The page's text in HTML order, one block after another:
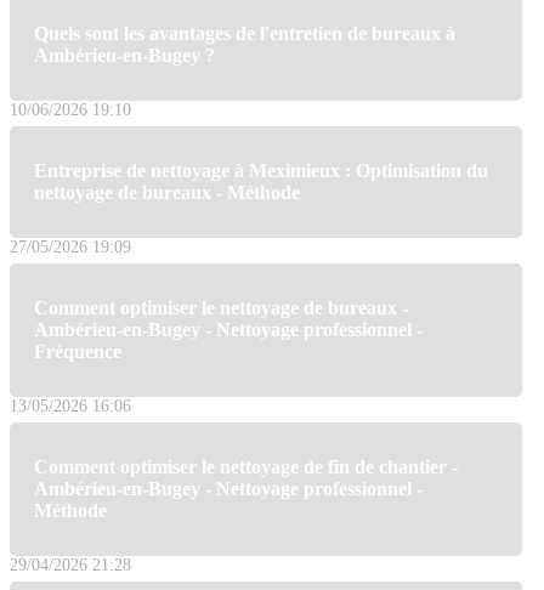
Quels sont les avantages de l'entretien de bureaux à
Ambérieu-en-Bugey ?
10/06/2026 19:10
Entreprise de nettoyage à Meximieux : Optimisation du
nettoyage de bureaux - Méthode
27/05/2026 19:09
Comment optimiser le nettoyage de bureaux -
Ambérieu-en-Bugey - Nettoyage professionnel -
Fréquence
13/05/2026 16:06
Comment optimiser le nettoyage de fin de chantier -
Ambérieu-en-Bugey - Nettoyage professionnel -
Méthode
29/04/2026 21:28